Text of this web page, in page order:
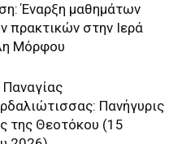
Έναρξη μαθημάτων
πρακτικών στην Ιερά
Μόρφου
Παναγίας
Πανήγυρις
της Θεοτόκου (15